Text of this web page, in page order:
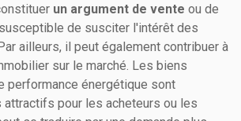
un argument de vente ou de
de susciter l'intérêt des
ailleurs, il peut également contribuer à
sur le marché. Les biens
performance énergétique sont
attractifs pour les acheteurs ou les